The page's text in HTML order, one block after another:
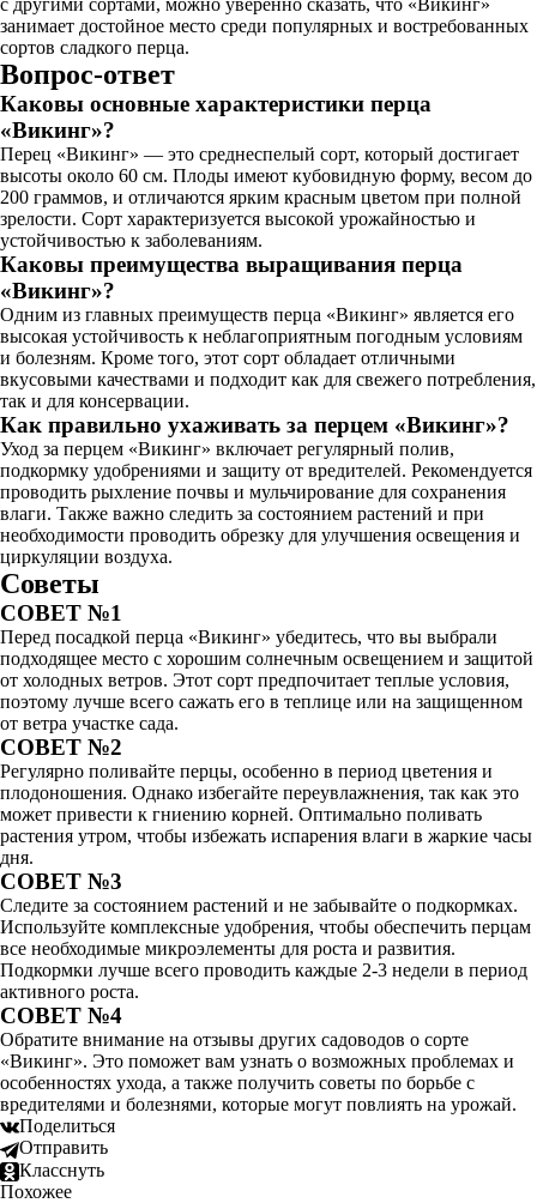
с другими сортами, можно уверенно сказать, что «Викинг»
занимает достойное место среди популярных и востребованных
сортов сладкого перца.
Вопрос-ответ
Каковы основные характеристики перца
«Викинг»?
Перец «Викинг» — это среднеспелый сорт, который достигает
высоты около 60 см. Плоды имеют кубовидную форму, весом до
200 граммов, и отличаются ярким красным цветом при полной
зрелости. Сорт характеризуется высокой урожайностью и
устойчивостью к заболеваниям.
Каковы преимущества выращивания перца
«Викинг»?
Одним из главных преимуществ перца «Викинг» является его
высокая устойчивость к неблагоприятным погодным условиям
и болезням. Кроме того, этот сорт обладает отличными
вкусовыми качествами и подходит как для свежего потребления,
так и для консервации.
Как правильно ухаживать за перцем «Викинг»?
Уход за перцем «Викинг» включает регулярный полив,
подкормку удобрениями и защиту от вредителей. Рекомендуется
проводить рыхление почвы и мульчирование для сохранения
влаги. Также важно следить за состоянием растений и при
необходимости проводить обрезку для улучшения освещения и
циркуляции воздуха.
Советы
СОВЕТ №1
Перед посадкой перца «Викинг» убедитесь, что вы выбрали
подходящее место с хорошим солнечным освещением и защитой
от холодных ветров. Этот сорт предпочитает теплые условия,
поэтому лучше всего сажать его в теплице или на защищенном
от ветра участке сада.
СОВЕТ №2
Регулярно поливайте перцы, особенно в период цветения и
плодоношения. Однако избегайте переувлажнения, так как это
может привести к гниению корней. Оптимально поливать
растения утром, чтобы избежать испарения влаги в жаркие часы
дня.
СОВЕТ №3
Следите за состоянием растений и не забывайте о подкормках.
Используйте комплексные удобрения, чтобы обеспечить перцам
все необходимые микроэлементы для роста и развития.
Подкормки лучше всего проводить каждые 2-3 недели в период
активного роста.
СОВЕТ №4
Обратите внимание на отзывы других садоводов о сорте
«Викинг». Это поможет вам узнать о возможных проблемах и
особенностях ухода, а также получить советы по борьбе с
вредителями и болезнями, которые могут повлиять на урожай.
Поделиться
Отправить
Класснуть
Похожее